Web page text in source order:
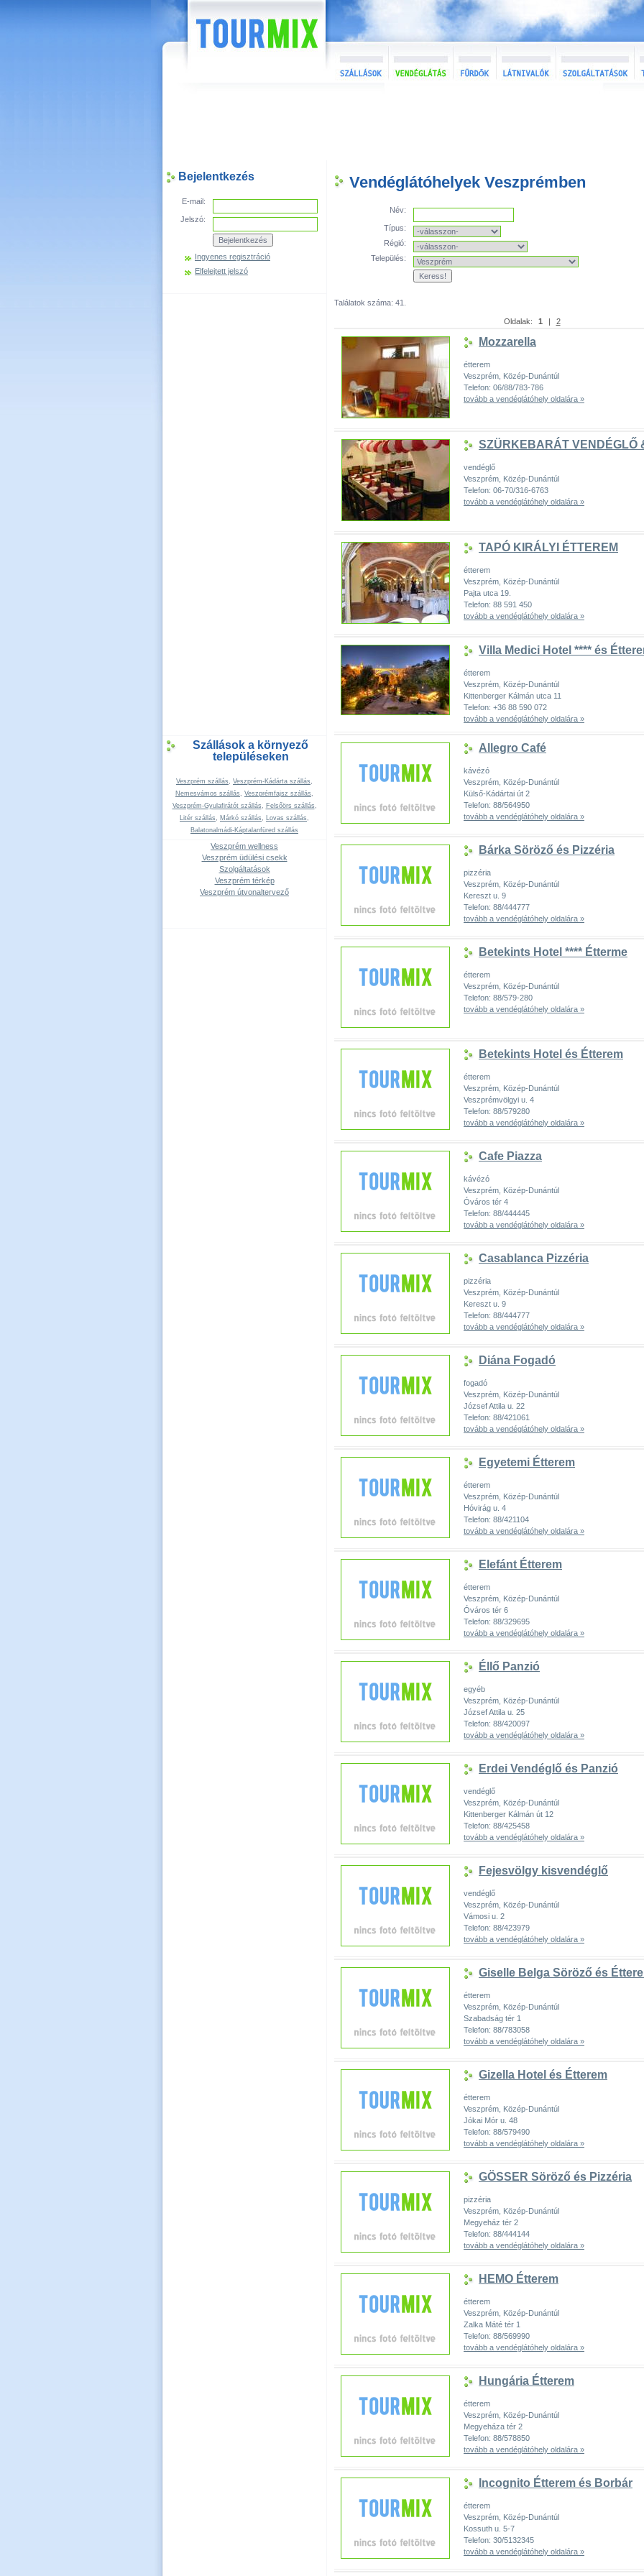
Bejelentkezés
E-mail:
Jelszó:
Ingyenes regisztráció
Elfelejtett jelszó
Szállások a környező
településeken
Veszprém szállás, Veszprém-Kádárta szállás,
Nemesvámos szállás, Veszprémfajsz szállás,
Veszprém-Gyulafirátót szállás, Felsőörs szállás,
Litér szállás, Márkó szállás, Lovas szállás,
Balatonalmádi-Káptalanfüred szállás
Veszprém wellness
Veszprém üdülési csekk
Szolgáltatások
Veszprém térkép
Veszprém útvonaltervező
Vendéglátóhelyek Veszprémben
Név:
Típus:
Régió:
Település:
Találatok száma: 41.
Oldalak: 1 | 2
Mozzarella
étterem
Veszprém, Közép-Dunántúl
Telefon: 06/88/783-786
tovább a vendéglátóhely oldalára »
SZÜRKEBARÁT VENDÉGLŐ
vendéglő
Veszprém, Közép-Dunántúl
Telefon: 06-70/316-6763
tovább a vendéglátóhely oldalára »
TAPÓ KIRÁLYI ÉTTEREM
étterem
Veszprém, Közép-Dunántúl
Pajta utca 19.
Telefon: 88 591 450
tovább a vendéglátóhely oldalára »
Villa Medici Hotel **** és
étterem
Veszprém, Közép-Dunántúl
Kittenberger Kálmán utca 11
Telefon: +36 88 590 072
tovább a vendéglátóhely oldalára »
Allegro Café
kávézó
Veszprém, Közép-Dunántúl
Külső-Kádártai út 2
Telefon: 88/564950
tovább a vendéglátóhely oldalára »
Bárka Söröző és Pizzéria
pizzéria
Veszprém, Közép-Dunántúl
Kereszt u. 9
Telefon: 88/444777
tovább a vendéglátóhely oldalára »
Betekints Hotel **** Étterme
étterem
Veszprém, Közép-Dunántúl
Telefon: 88/579-280
tovább a vendéglátóhely oldalára »
Betekints Hotel és Étterem
étterem
Veszprém, Közép-Dunántúl
Veszprémvölgyi u. 4
Telefon: 88/579280
tovább a vendéglátóhely oldalára »
Cafe Piazza
kávézó
Veszprém, Közép-Dunántúl
Óváros tér 4
Telefon: 88/444445
tovább a vendéglátóhely oldalára »
Casablanca Pizzéria
pizzéria
Veszprém, Közép-Dunántúl
Kereszt u. 9
Telefon: 88/444777
tovább a vendéglátóhely oldalára »
Diána Fogadó
fogadó
Veszprém, Közép-Dunántúl
József Attila u. 22
Telefon: 88/421061
tovább a vendéglátóhely oldalára »
Egyetemi Étterem
étterem
Veszprém, Közép-Dunántúl
Hóvirág u. 4
Telefon: 88/421104
tovább a vendéglátóhely oldalára »
Elefánt Étterem
étterem
Veszprém, Közép-Dunántúl
Óváros tér 6
Telefon: 88/329695
tovább a vendéglátóhely oldalára »
Éllő Panzió
egyéb
Veszprém, Közép-Dunántúl
József Attila u. 25
Telefon: 88/420097
tovább a vendéglátóhely oldalára »
Erdei Vendéglő és Panzió
vendéglő
Veszprém, Közép-Dunántúl
Kittenberger Kálmán út 12
Telefon: 88/425458
tovább a vendéglátóhely oldalára »
Fejesvölgy kisvendéglő
vendéglő
Veszprém, Közép-Dunántúl
Vámosi u. 2
Telefon: 88/423979
tovább a vendéglátóhely oldalára »
Giselle Belga Söröző és
étterem
Veszprém, Közép-Dunántúl
Szabadság tér 1
Telefon: 88/783058
tovább a vendéglátóhely oldalára »
Gizella Hotel és Étterem
étterem
Veszprém, Közép-Dunántúl
Jókai Mór u. 48
Telefon: 88/579490
tovább a vendéglátóhely oldalára »
GÖSSER Söröző és Pizzéria
pizzéria
Veszprém, Közép-Dunántúl
Megyeház tér 2
Telefon: 88/444144
tovább a vendéglátóhely oldalára »
HEMO Étterem
étterem
Veszprém, Közép-Dunántúl
Zalka Máté tér 1
Telefon: 88/569990
tovább a vendéglátóhely oldalára »
Hungária Étterem
étterem
Veszprém, Közép-Dunántúl
Megyeháza tér 2
Telefon: 88/578850
tovább a vendéglátóhely oldalára »
Incognito Étterem és Borbár
étterem
Veszprém, Közép-Dunántúl
Kossuth u. 5-7
Telefon: 30/5132345
tovább a vendéglátóhely oldalára »